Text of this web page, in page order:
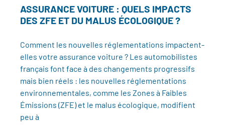
ASSURANCE VOITURE : QUELS IMPACTS
DES ZFE ET DU MALUS ÉCOLOGIQUE ?
Comment les nouvelles réglementations impactent-
elles votre assurance voiture ? Les automobilistes
français font face à des changements progressifs
mais bien réels : les nouvelles réglementations
environnementales, comme les Zones à Faibles
Émissions (ZFE) et le malus écologique, modifient
peu à